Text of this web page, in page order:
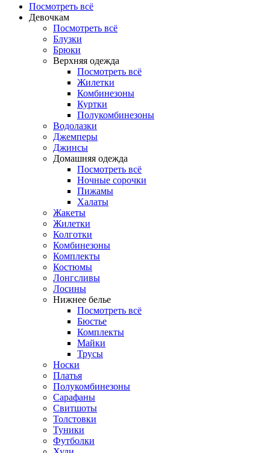
Посмотреть всё
Девочкам
Посмотреть всё
Блузки
Брюки
Верхняя одежда
Посмотреть всё
Жилетки
Комбинезоны
Куртки
Полукомбинезоны
Водолазки
Джемперы
Джинсы
Домашняя одежда
Посмотреть всё
Ночные сорочки
Пижамы
Халаты
Жакеты
Жилетки
Колготки
Комбинезоны
Комплекты
Костюмы
Лонгсливы
Лосины
Нижнее белье
Посмотреть всё
Бюстье
Комплекты
Майки
Трусы
Носки
Платья
Полукомбинезоны
Сарафаны
Свитшоты
Толстовки
Туники
Футболки